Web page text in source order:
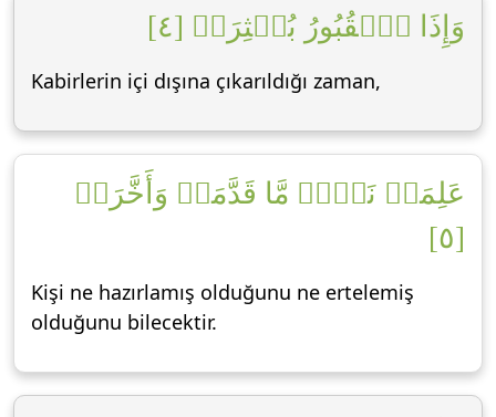
وَإِذَا ٱلۡقُبُورُ بُعۡثِرَتۡ [٤]
Kabirlerin içi dışına çıkarıldığı zaman,
عَلِمَتۡ نَفۡسٞ مَّا قَدَّمَتۡ وَأَخَّرَتۡ
[٥]
Kişi ne hazırlamış olduğunu ne ertelemiş
olduğunu bilecektir.